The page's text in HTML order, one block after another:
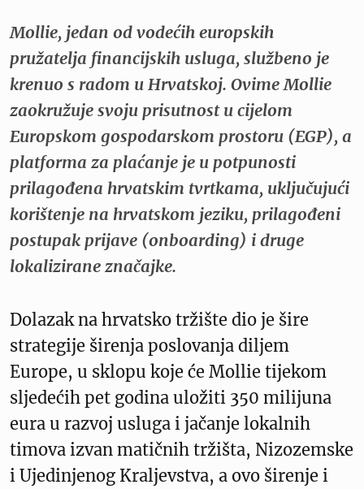
Mollie, jedan od vodećih europskih
pružatelja financijskih usluga, službeno je
krenuo s radom u Hrvatskoj. Ovime Mollie
zaokružuje svoju prisutnost u cijelom
Europskom gospodarskom prostoru (EGP), a
platforma za plaćanje je u potpunosti
prilagođena hrvatskim tvrtkama, uključujući
korištenje na hrvatskom jeziku, prilagođeni
postupak prijave (onboarding) i druge
lokalizirane značajke.
Dolazak na hrvatsko tržište dio je šire
strategije širenja poslovanja diljem
Europe, u sklopu koje će Mollie tijekom
sljedećih pet godina uložiti 350 milijuna
eura u razvoj usluga i jačanje lokalnih
timova izvan matičnih tržišta, Nizozemske
i Ujedinjenog Kraljevstva, a ovo širenje i